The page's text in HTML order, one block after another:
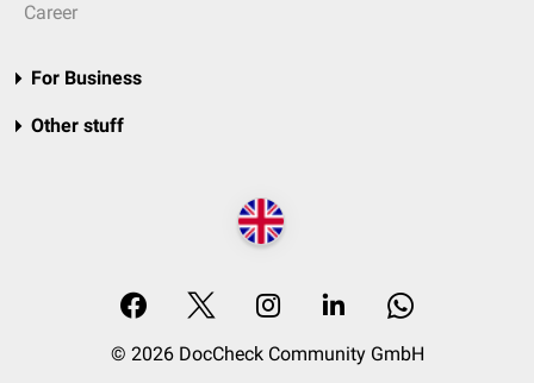
Career
For Business
Other stuff
© 2026 DocCheck Community GmbH